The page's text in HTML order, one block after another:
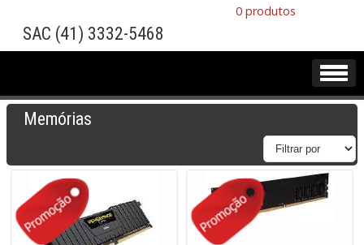
0 produtos
SAC (41) 3332-5468
Memórias